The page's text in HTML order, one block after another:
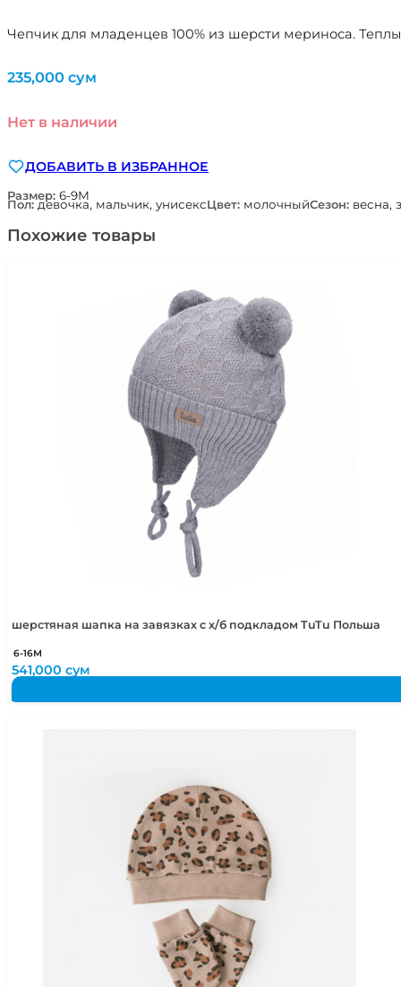
Чепчик для младенцев 100% из шерсти мериноса.
235,000 сум
Нет в наличии
ДОБАВИТЬ В ИЗБРАННОЕ
Размер: 6-9М
Пол:девочка, мальчик, унисексЦвет: молочныйСезон: весна,
Похожие товары
шерстяная шапка на завязках с х/б подкладом TuTu Польша
6-16М
541,000сум